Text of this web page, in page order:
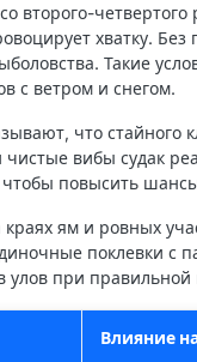
второго-четвертого
хватку.
Такие
с ветром и снегом.
что стайного
чистые вибы судак
чтобы повысить
ям и ровных
поклевки с
улов при правильной
Влияние